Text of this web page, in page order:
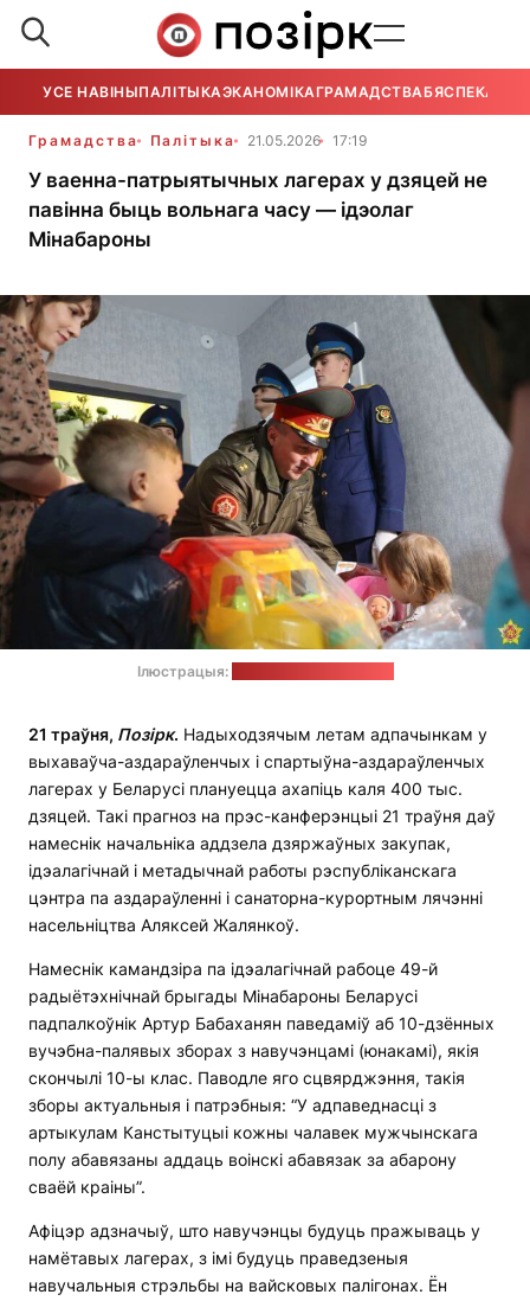
УСЕ НАВІНЫПАЛІТЫКАЭКАНОМІКАГРАМАДСТВАБЯСПЕКА
Грамадства Палітыка 21.05.2026 17:19
У ваенна-патрыятычных лагерах у дзяцей не
павінна быць вольнага часу — ідэолаг
Мінабароны
Ілюстрацыя:
21 траўня, Позірк. Надыходзячым летам адпачынкам у
выхаваўча-аздараўленчых і спартыўна-аздараўленчых
лагерах у Беларусі плануецца ахапіць каля 400 тыс.
дзяцей. Такі прагноз на прэс-канферэнцыі 21 траўня даў
намеснік начальніка аддзела дзяржаўных закупак,
ідэалагічнай і метадычнай работы рэспубліканскага
цэнтра па аздараўленні і санаторна-курортным лячэнні
насельніцтва Аляксей Жалянкоў.
Намеснік камандзіра па ідэалагічнай рабоце 49-й
радыётэхнічнай брыгады Мінабароны Беларусі
падпалкоўнік Артур Бабаханян паведаміў аб 10-дзённых
вучэбна-палявых зборах з навучэнцамі (юнакамі), якія
скончылі 10-ы клас. Паводле яго сцвярджэння, такія
зборы актуальныя і патрэбныя: “У адпаведнасці з
артыкулам Канстытуцыі кожны чалавек мужчынскага
полу абавязаны аддаць воінскі абавязак за абарону
сваёй краіны”.
Афіцэр адзначыў, што навучэнцы будуць пражываць у
намётавых лагерах, з імі будуць праведзеныя
навучальныя стрэльбы на вайсковых палігонах. Ён